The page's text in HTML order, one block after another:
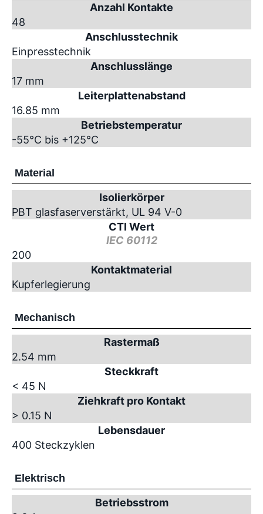
Anzahl Kontakte
48
Anschlusstechnik
Einpresstechnik
Anschlusslänge
17 mm
Leiterplattenabstand
16.85 mm
Betriebstemperatur
-55°C bis +125°C
Material
Isolierkörper
PBT glasfaserverstärkt, UL 94 V-0
CTI Wert
IEC 60112
200
Kontaktmaterial
Kupferlegierung
Mechanisch
Rastermaß
2.54 mm
Steckkraft
< 45 N
Ziehkraft pro Kontakt
> 0.15 N
Lebensdauer
400 Steckzyklen
Elektrisch
Betriebsstrom